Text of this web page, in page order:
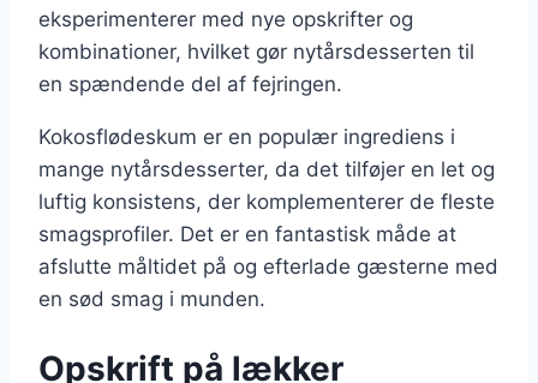
eksperimenterer med nye opskrifter og
kombinationer, hvilket gør nytårsdesserten til
en spændende del af fejringen.
Kokosflødeskum er en populær ingrediens i
mange nytårsdesserter, da det tilføjer en let og
luftig konsistens, der komplementerer de fleste
smagsprofiler. Det er en fantastisk måde at
afslutte måltidet på og efterlade gæsterne med
en sød smag i munden.
Opskrift på lækker